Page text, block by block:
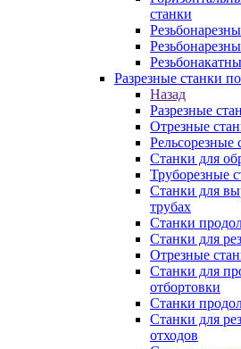
станки
Разрезные станки
Назад
Разрезные
Отрезные
Рельсорезные
Станки для
Труборезные
Станки для
трубаx
Станки
Станки для
Отрезные
Станки для
отбортовки
Станки
Станки для
отходов